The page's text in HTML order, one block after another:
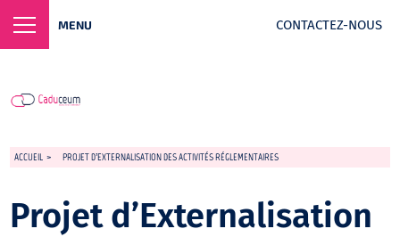
MENU CONTACTEZ-NOUS
ACCUEIL > PROJET D’EXTERNALISATION DES ACTIVITÉS RÉGLEMENTAIRES
Projet d’Externalisation